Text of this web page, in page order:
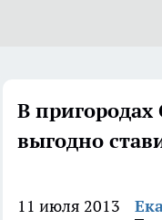
В
выгодно
11 июля 2013